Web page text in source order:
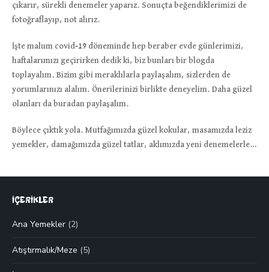
çıkarır, sürekli denemeler yaparız. Sonuçta beğendiklerimizi de
fotoğraflayıp, not alırız.
İşte malum covid-19 döneminde hep beraber evde günlerimizi,
haftalarımızı geçirirken dedik ki, biz bunları bir blogda
toplayalım. Bizim gibi meraklılarla paylaşalım, sizlerden de
yorumlarınızı alalım. Önerilerinizi birlikte deneyelim. Daha güzel
olanları da buradan paylaşalım.
Böylece çıktık yola. Mutfağımızda güzel kokular, masamızda leziz
yemekler, damağımızda güzel tatlar, aklımızda yeni denemelerle…
İÇERİKLER
Ana Yemekler (2)
Atıştırmalık/Meze (5)